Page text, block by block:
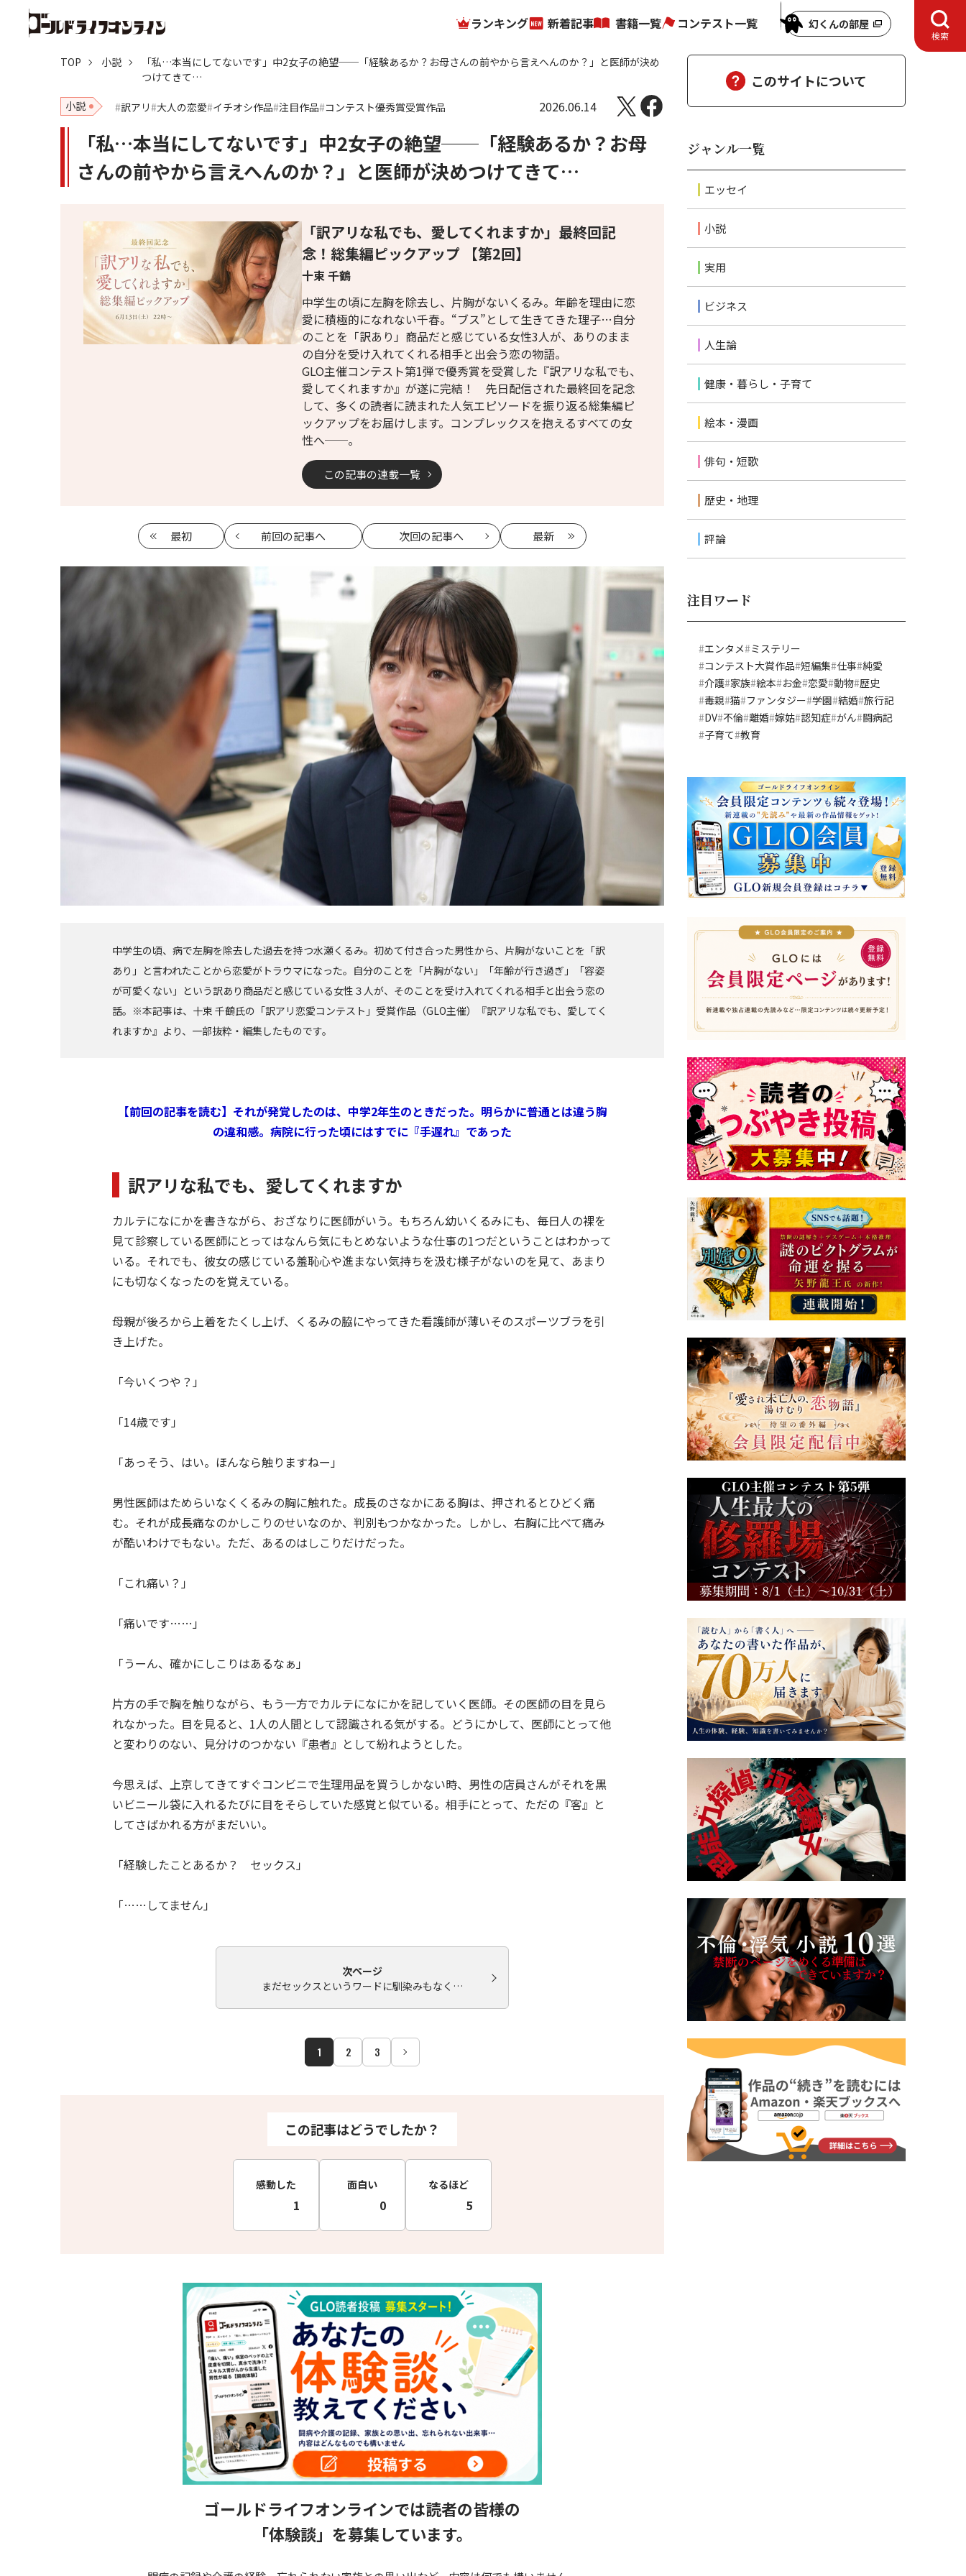
ランキング 新着記事 書籍一覧 コンテスト一覧 幻くんの部屋
検索
TOP 小説
「私…本当にしてないです」中2女子の絶望──「経験あるか？お母さんの前やから言えへんのか？」と医師が決め
つけてきて…
小説
訳アリ 大人の恋愛 イチオシ作品 注目作品 コンテスト優秀賞受賞作品 2026.06.14
「私…本当にしてないです」中2女子の絶望──「経験あるか？お母
さんの前やから言えへんのか？」と医師が決めつけてきて…
「訳アリな私でも、愛してくれますか」最終回記
念！総集編ピックアップ 【第2回】
十束 千鶴
中学生の頃に左胸を除去し、片胸がないくるみ。年齢を理由に恋
愛に積極的になれない千春。“ブス”として生きてきた理子…自分
のことを「訳あり」商品だと感じている女性3人が、ありのまま
の自分を受け入れてくれる相手と出会う恋の物語。
GLO主催コンテスト第1弾で優秀賞を受賞した『訳アリな私でも、
愛してくれますか』が遂に完結！ 先日配信された最終回を記念
して、多くの読者に読まれた人気エピソードを振り返る総集編ピ
ックアップをお届けします。コンプレックスを抱えるすべての女
性へ──。
この記事の連載一覧
最初 前回の記事へ 次回の記事へ 最新
中学生の頃、病で左胸を除去した過去を持つ水瀬くるみ。初めて付き合った男性から、片胸がないことを「訳
あり」と言われたことから恋愛がトラウマになった。自分のことを「片胸がない」「年齢が行き過ぎ」「容姿
が可愛くない」という訳あり商品だと感じている女性３人が、そのことを受け入れてくれる相手と出会う恋の
話。※本記事は、十束 千鶴氏の「訳アリ恋愛コンテスト」受賞作品（GLO主催）『訳アリな私でも、愛してく
れますか』より、一部抜粋・編集したものです。
【前回の記事を読む】それが発覚したのは、中学2年生のときだった。明らかに普通とは違う胸
の違和感。病院に行った頃にはすでに『手遅れ』であった
訳アリな私でも、愛してくれますか
カルテになにかを書きながら、おざなりに医師がいう。もちろん幼いくるみにも、毎日人の裸を
見て診察している医師にとってはなんら気にもとめないような仕事の1つだということはわかって
いる。それでも、彼女の感じている羞恥心や進まない気持ちを汲む様子がないのを見て、あまり
にも切なくなったのを覚えている。
母親が後ろから上着をたくし上げ、くるみの脇にやってきた看護師が薄いそのスポーツブラを引
き上げた。
「今いくつや？」
「14歳です」
「あっそう、はい。ほんなら触りますねー」
男性医師はためらいなくくるみの胸に触れた。成長のさなかにある胸は、押されるとひどく痛
む。それが成長痛なのかしこりのせいなのか、判別もつかなかった。しかし、右胸に比べて痛み
が酷いわけでもない。ただ、あるのはしこりだけだった。
「これ痛い？」
「痛いです……」
「うーん、確かにしこりはあるなぁ」
片方の手で胸を触りながら、もう一方でカルテになにかを記していく医師。その医師の目を見ら
れなかった。目を見ると、1人の人間として認識される気がする。どうにかして、医師にとって他
と変わりのない、見分けのつかない『患者』として紛れようとした。
今思えば、上京してきてすぐコンビニで生理用品を買うしかない時、男性の店員さんがそれを黒
いビニール袋に入れるたびに目をそらしていた感覚と似ている。相手にとって、ただの『客』と
してさばかれる方がまだいい。
「経験したことあるか？ セックス」
「……してません」
次ページ
まだセックスというワードに馴染みもなく…
1 2 3
この記事はどうでしたか？
感動した
1
面白い
0
なるほど
5
ゴールドライフオンラインでは読者の皆様の
「体験談」を募集しています。
このサイトについて
ジャンル一覧
エッセイ
小説
実用
ビジネス
人生論
健康・暮らし・子育て
絵本・漫画
俳句・短歌
歴史・地理
評論
注目ワード
エンタメ ミステリー
コンテスト大賞作品 短編集 仕事 純愛
介護 家族 絵本 お金 恋愛 動物 歴史
毒親 猫 ファンタジー 学園 結婚 旅行記
DV 不倫 離婚 嫁姑 認知症 がん 闘病記
子育て 教育